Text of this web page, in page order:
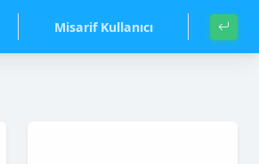
Misarif Kullanıcı